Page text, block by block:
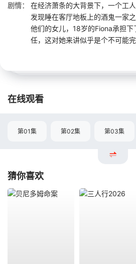
剧情：
在经济萧条的大背景下，一个工
发现睡在客厅地板上的酒鬼一家
他们的女儿，18岁的Fiona承担
任，这对她来讲似乎是个不可能完
在线观看
第01集 第02集 第03集
猜你喜欢